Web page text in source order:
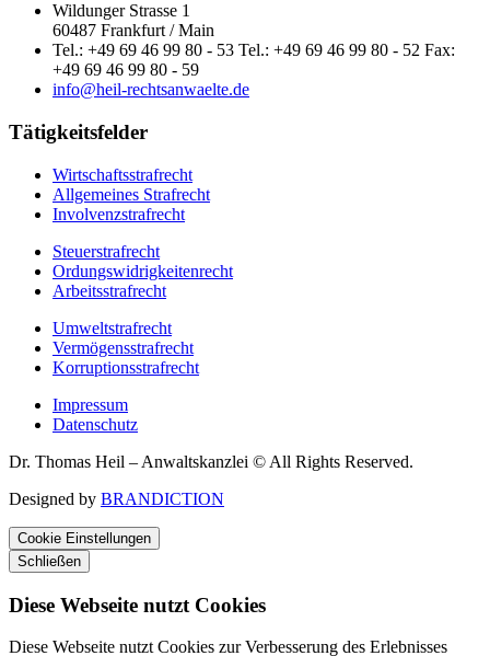
Wildunger Strasse 1
60487 Frankfurt / Main
Tel.: +49 69 46 99 80 - 53 Tel.: +49 69 46 99 80 - 52 Fax:
+49 69 46 99 80 - 59
info@heil-rechtsanwaelte.de
Tätigkeitsfelder
Wirtschaftsstrafrecht
Allgemeines Strafrecht
Involvenzstrafrecht
Steuerstrafrecht
Ordungswidrigkeitenrecht
Arbeitsstrafrecht
Umweltstrafrecht
Vermögensstrafrecht
Korruptionsstrafrecht
Impressum
Datenschutz
Dr. Thomas Heil – Anwaltskanzlei © All Rights Reserved.
Designed by BRANDICTION
Cookie Einstellungen
Schließen
Diese Webseite nutzt Cookies
Diese Webseite nutzt Cookies zur Verbesserung des Erlebnisses